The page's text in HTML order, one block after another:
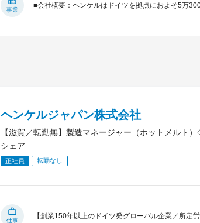
事業
■会社概要：ヘンケルはドイツを拠点におよそ5万
ヘンケルジャパン株式会社
【滋賀／転勤無】製造マネージャー（ホットメルト
シェア
正社員 転勤なし
仕事
【創業150年以上のドイツ発グローバル企業／所